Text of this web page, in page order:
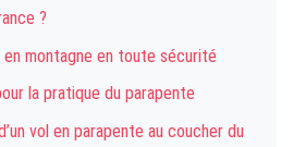
?
en montagne en toute sécurité
la pratique du parapente
vol en parapente au coucher du